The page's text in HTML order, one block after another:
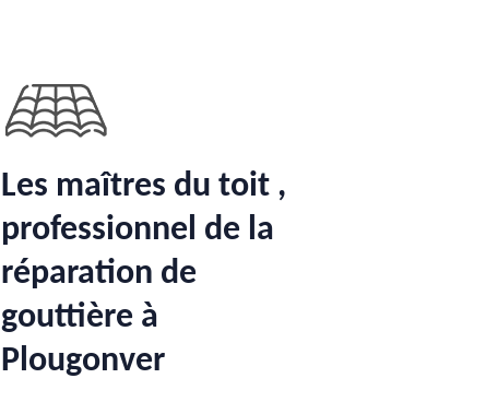
Les maîtres du toit ,
professionnel de la
réparation de
gouttière à
Plougonver